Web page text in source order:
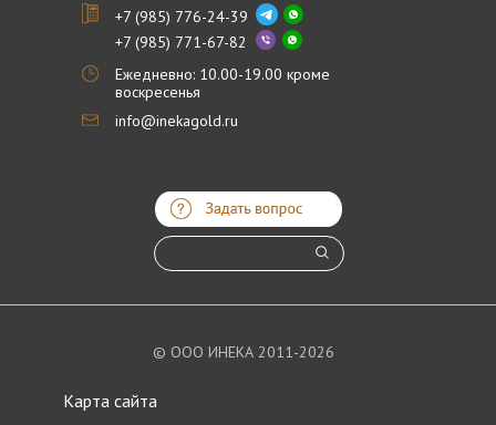
+7 (985) 776-24-39
+7 (985) 771-67-82
Ежедневно: 10.00-19.00 кроме
воскресенья
info@inekagold.ru
© ООО ИНЕКА 2011-2026
Карта сайта